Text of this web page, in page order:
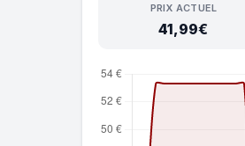
PRIX ACTUEL
41,99€